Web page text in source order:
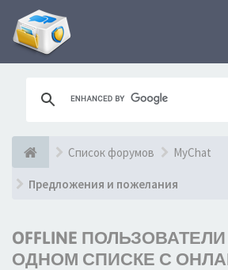
Список форумов MyChat
Предложения и пожелания
OFFLINE
ОДНОМ СПИСКЕ С